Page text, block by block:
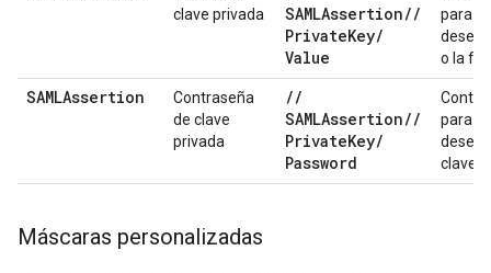
clave privada
SAMLAssertion//
PrivateKey/
Value
para la
o la
SAMLAssertion
Contraseña
de clave
privada
//
SAMLAssertion//
PrivateKey/
Password
para
clave
Máscaras personalizadas